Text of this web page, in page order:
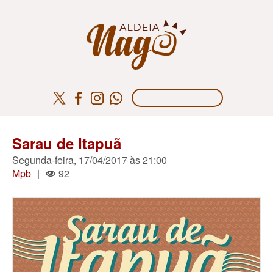
Sarau de Itapuã
Segunda-feira, 17/04/2017 às 21:00
Mpb | 92